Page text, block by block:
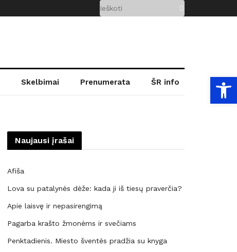
Skelbimai Prenumerata ŠR info
Naujausi įrašai
Afiša
Lova su patalynės dėže: kada ji iš tiesų praverčia?
Apie laisvę ir nepasirengimą
Pagarba krašto žmonėms ir svečiams
Penktadienis. Miesto šventės pradžia su knyga